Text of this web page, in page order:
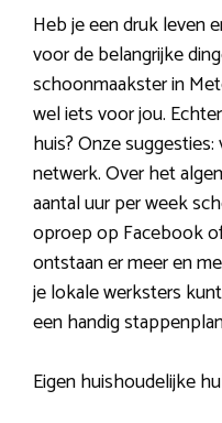
Heb je een druk leven
voor de belangrijke
schoonmaakster in
wel iets voor jou.
huis? Onze
netwerk. Over het
aantal uur per week
oproep op Facebook
ontstaan er meer en
je lokale werksters
een handig
Eigen huishoudelijke